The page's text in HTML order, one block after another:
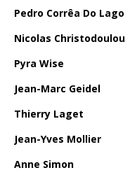
Pedro Corrêa Do Lago
Nicolas Christodoulou
Pyra Wise
Jean-Marc Geidel
Thierry Laget
Jean-Yves Mollier
Anne Simon